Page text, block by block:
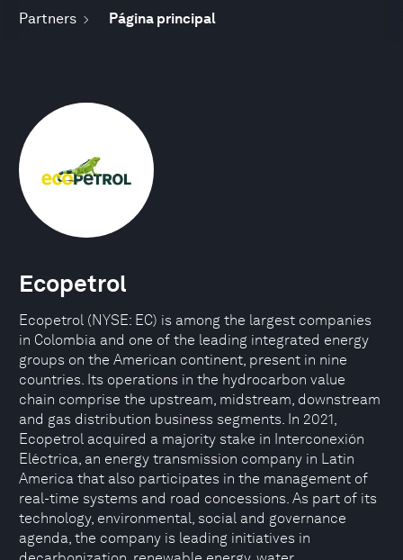
Partners Página principal
Ecopetrol
Ecopetrol (NYSE: EC) is among the largest companies
in Colombia and one of the leading integrated energy
groups on the American continent, present in nine
countries. Its operations in the hydrocarbon value
chain comprise the upstream, midstream, downstream
and gas distribution business segments. In 2021,
Ecopetrol acquired a majority stake in Interconexión
Eléctrica, an energy transmission company in Latin
America that also participates in the management of
real-time systems and road concessions. As part of its
technology, environmental, social and governance
agenda, the company is leading initiatives in